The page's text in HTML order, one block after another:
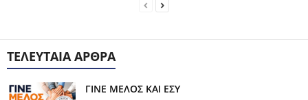
ΤΕΛΕΥΤΑΊΑ ΆΡΘΡΑ
ΓΙΝΕ ΜΕΛΟΣ ΚΑΙ ΕΣΥ